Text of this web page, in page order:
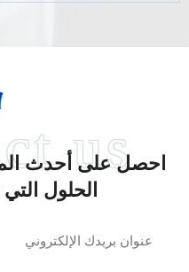
احصل على أحدث
الحلول